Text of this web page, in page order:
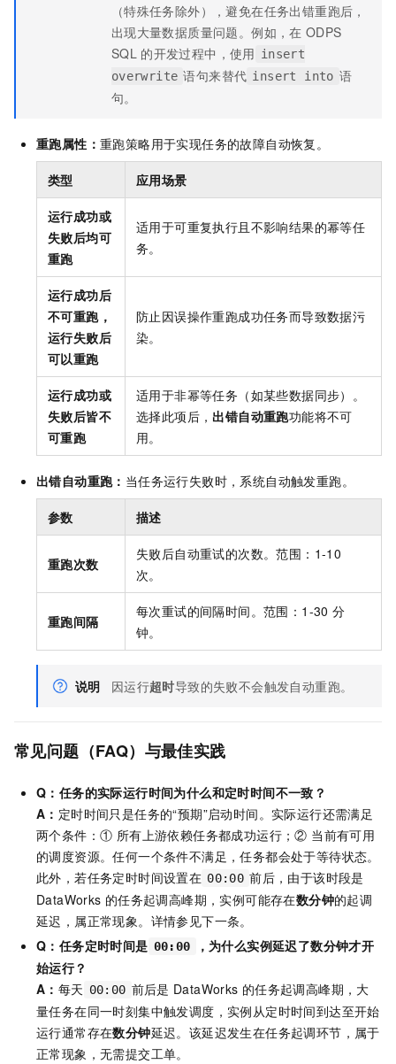
（特殊任务除外），避免在任务出错重跑后，
出现大量数据质量问题。例如，在 ODPS
SQL 的开发过程中，使用 insert
overwrite 语句来替代 insert into 语
句。
重跑属性： 重跑策略用于实现任务的故障自动恢复。
类型 应用场景
运行成功或
失败后均可
重跑
适用于可重复执行且不影响结果的幂等任
务。
运行成功后
不可重跑，
运行失败后
可以重跑
防止因误操作重跑成功任务而导致数据污
染。
运行成功或
失败后皆不
可重跑
适用于非幂等任务（如某些数据同步）。
选择此项后， 出错自动重跑功能将不可
用。
出错自动重跑： 当任务运行失败时，系统自动触发重跑。
参数 描述
重跑次数
失败后自动重试的次数。范围：1-10
次。
重跑间隔
每次重试的间隔时间。范围：1-30 分
钟。
说明 因运行超时导致的失败不会触发自动重跑。
常见问题（FAQ）与最佳实践
Q：任务的实际运行时间为什么和定时时间不一致？
A： 定时时间只是任务的“预期”启动时间。实际运行还需满足
两个条件：① 所有上游依赖任务都成功运行；② 当前有可用
的调度资源。任何一个条件不满足，任务都会处于等待状态。
此外，若任务定时时间设置在 00:00 前后，由于该时段是
DataWorks 的任务起调高峰期，实例可能存在数分钟的起调
延迟，属正常现象。详情参见下一条。
Q：任务定时时间是 00:00
，为什么实例延迟了数分钟才开
始运行？
A： 每天 00:00 前后是 DataWorks 的任务起调高峰期，大
量任务在同一时刻集中触发调度，实例从定时时间到达至开始
运行通常存在数分钟延迟。该延迟发生在任务起调环节，属于
正常现象，无需提交工单。